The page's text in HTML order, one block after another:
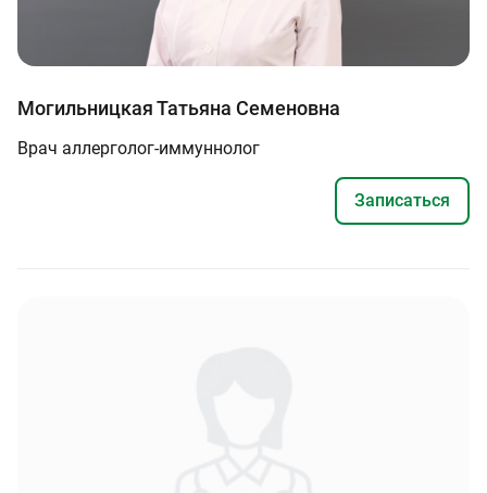
Могильницкая Татьяна Семеновна
Врач аллерголог-иммуннолог
Записаться